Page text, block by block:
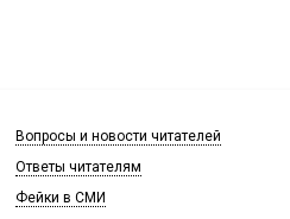
Вопросы и новости читателей
Ответы читателям
Фейки в СМИ